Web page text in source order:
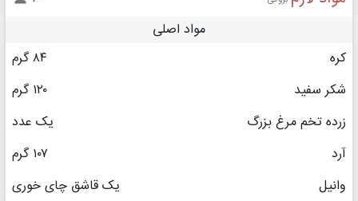
مواد اصلی
کره
۸۴ گرم
شکر سفید
۱۲۰ گرم
زرده تخم مرغ بزرگ
یک عدد
آرد
۱۰۷ گرم
وانیل
یک قاشق چای خوری